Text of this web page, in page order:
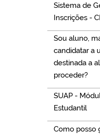
Sistema de
Inscrições -
Sou aluno,
candidatar a
destinada a
proceder?
SUAP -
Estudantil
Como posso